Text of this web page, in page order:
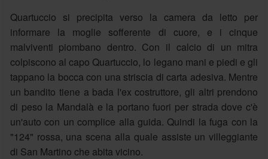
Quartuccio si precipita verso la camera da letto per
informare la moglie sofferente di cuore, e i cinque
malviventi piombano dentro. Con il calcio di un mitra
colpiscono al capo Quartuccio, lo legano mani e piedi e gli
tappano la bocca con una striscia di carta adesiva. Mentre
un bandito tiene a bada l'ex costruttore, gli altri prendono
di peso la Mandalà e la portano fuori per strada dove c'è
un'auto con un complice alla guida. Quindi la fuga con la
"124" rossa, una scena alla quale assiste un villeggiante
di San Martino che abita vicino.